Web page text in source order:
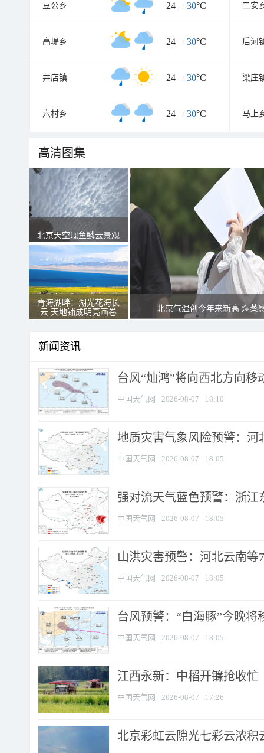
豆公乡 24 / 30°C 二安
高堤乡 24 / 30°C 后河
井店镇 24 / 30°C 梁庄
六村乡 24 / 30°C 马上
高清图集
北京天空现鱼鳞云景观
青海湖畔：湖光花海长
云 天地铺成明亮画卷
北京气温创今年来新高 焖蒸
新闻资讯
台风“灿鸿”将向西北方向移
中国天气网 2026-08-07 18:10
地质灾害气象风险预警：河
中国天气网 2026-08-07 18:05
强对流天气蓝色预警：浙江
中国天气网 2026-08-07 18:05
山洪灾害预警：河北云南
中国天气网 2026-08-07 18:05
台风预警：“白海豚”今晚将
中国天气网 2026-08-07 18:05
江西永新：中稻开镰抢收忙
中国天气网 2026-08-07 17:26
北京彩虹云隙光七彩云浓积